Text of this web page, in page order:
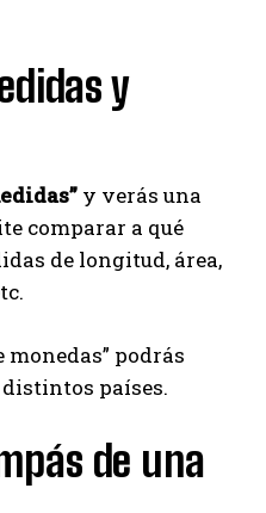
y
y verás una
comparar a qué
de longitud, área,
monedas” podrás
países.
de una